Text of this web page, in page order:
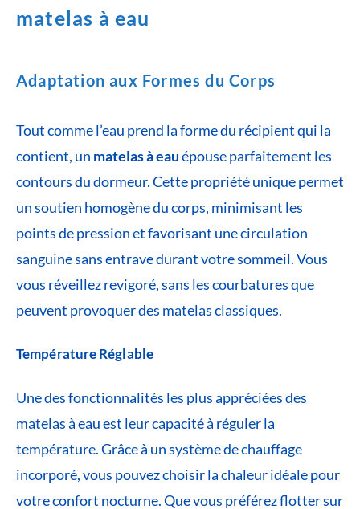
matelas à eau
Adaptation aux Formes du Corps
Tout comme l’eau prend la forme du récipient qui la
contient, un matelas à eauépouse parfaitement les
contours du dormeur. Cette propriété unique permet
un soutien homogène du corps, minimisant les
points de pression et favorisant une circulation
sanguine sans entrave durant votre sommeil. Vous
vous réveillez revigoré, sans les courbatures que
peuvent provoquer des matelas classiques.
Température Réglable
Une des fonctionnalités les plus appréciées des
matelas à eau est leur capacité à réguler la
température. Grâce à un système de chauffage
incorporé, vous pouvez choisir la chaleur idéale pour
votre confort nocturne. Que vous préférez flotter sur